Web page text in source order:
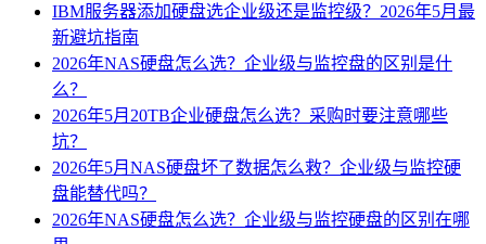
IBM服务器添加硬盘选企业级还是监控级？2026年5月最
新避坑指南
2026年NAS硬盘怎么选？企业级与监控盘的区别是什
么？
2026年5月20TB企业硬盘怎么选？采购时要注意哪些
坑？
2026年5月NAS硬盘坏了数据怎么救？企业级与监控硬
盘能替代吗？
2026年NAS硬盘怎么选？企业级与监控硬盘的区别在哪